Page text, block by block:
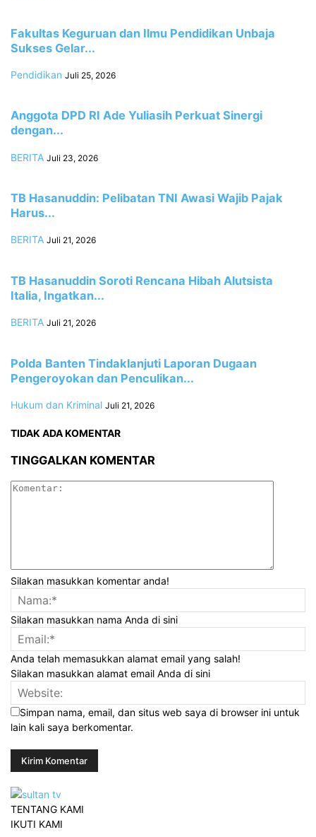
Fakultas Keguruan dan Ilmu Pendidikan Unbaja
Sukses Gelar...
Pendidikan Juli 25, 2026
Anggota DPD RI Ade Yuliasih Perkuat Sinergi
dengan...
BERITA Juli 23, 2026
TB Hasanuddin: Pelibatan TNI Awasi Wajib Pajak
Harus...
BERITA Juli 21, 2026
TB Hasanuddin Soroti Rencana Hibah Alutsista
Italia, Ingatkan...
BERITA Juli 21, 2026
Polda Banten Tindaklanjuti Laporan Dugaan
Pengeroyokan dan Penculikan...
Hukum dan Kriminal Juli 21, 2026
TIDAK ADA KOMENTAR
TINGGALKAN KOMENTAR
Silakan masukkan komentar anda!
Silakan masukkan nama Anda di sini
Anda telah memasukkan alamat email yang salah!
Silakan masukkan alamat email Anda di sini
Simpan nama, email, dan situs web saya di browser ini untuk
lain kali saya berkomentar.
TENTANG KAMI
IKUTI KAMI